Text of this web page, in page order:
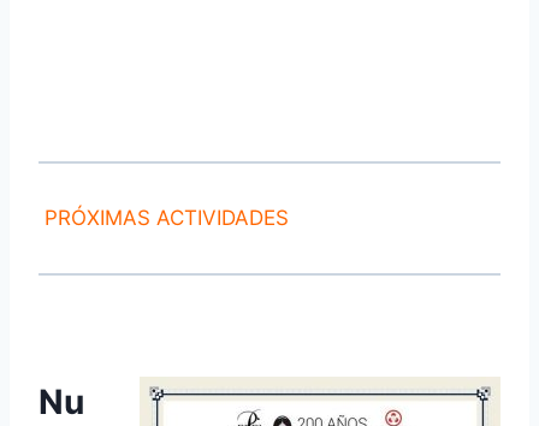
PRÓXIMAS ACTIVIDADES
Nu